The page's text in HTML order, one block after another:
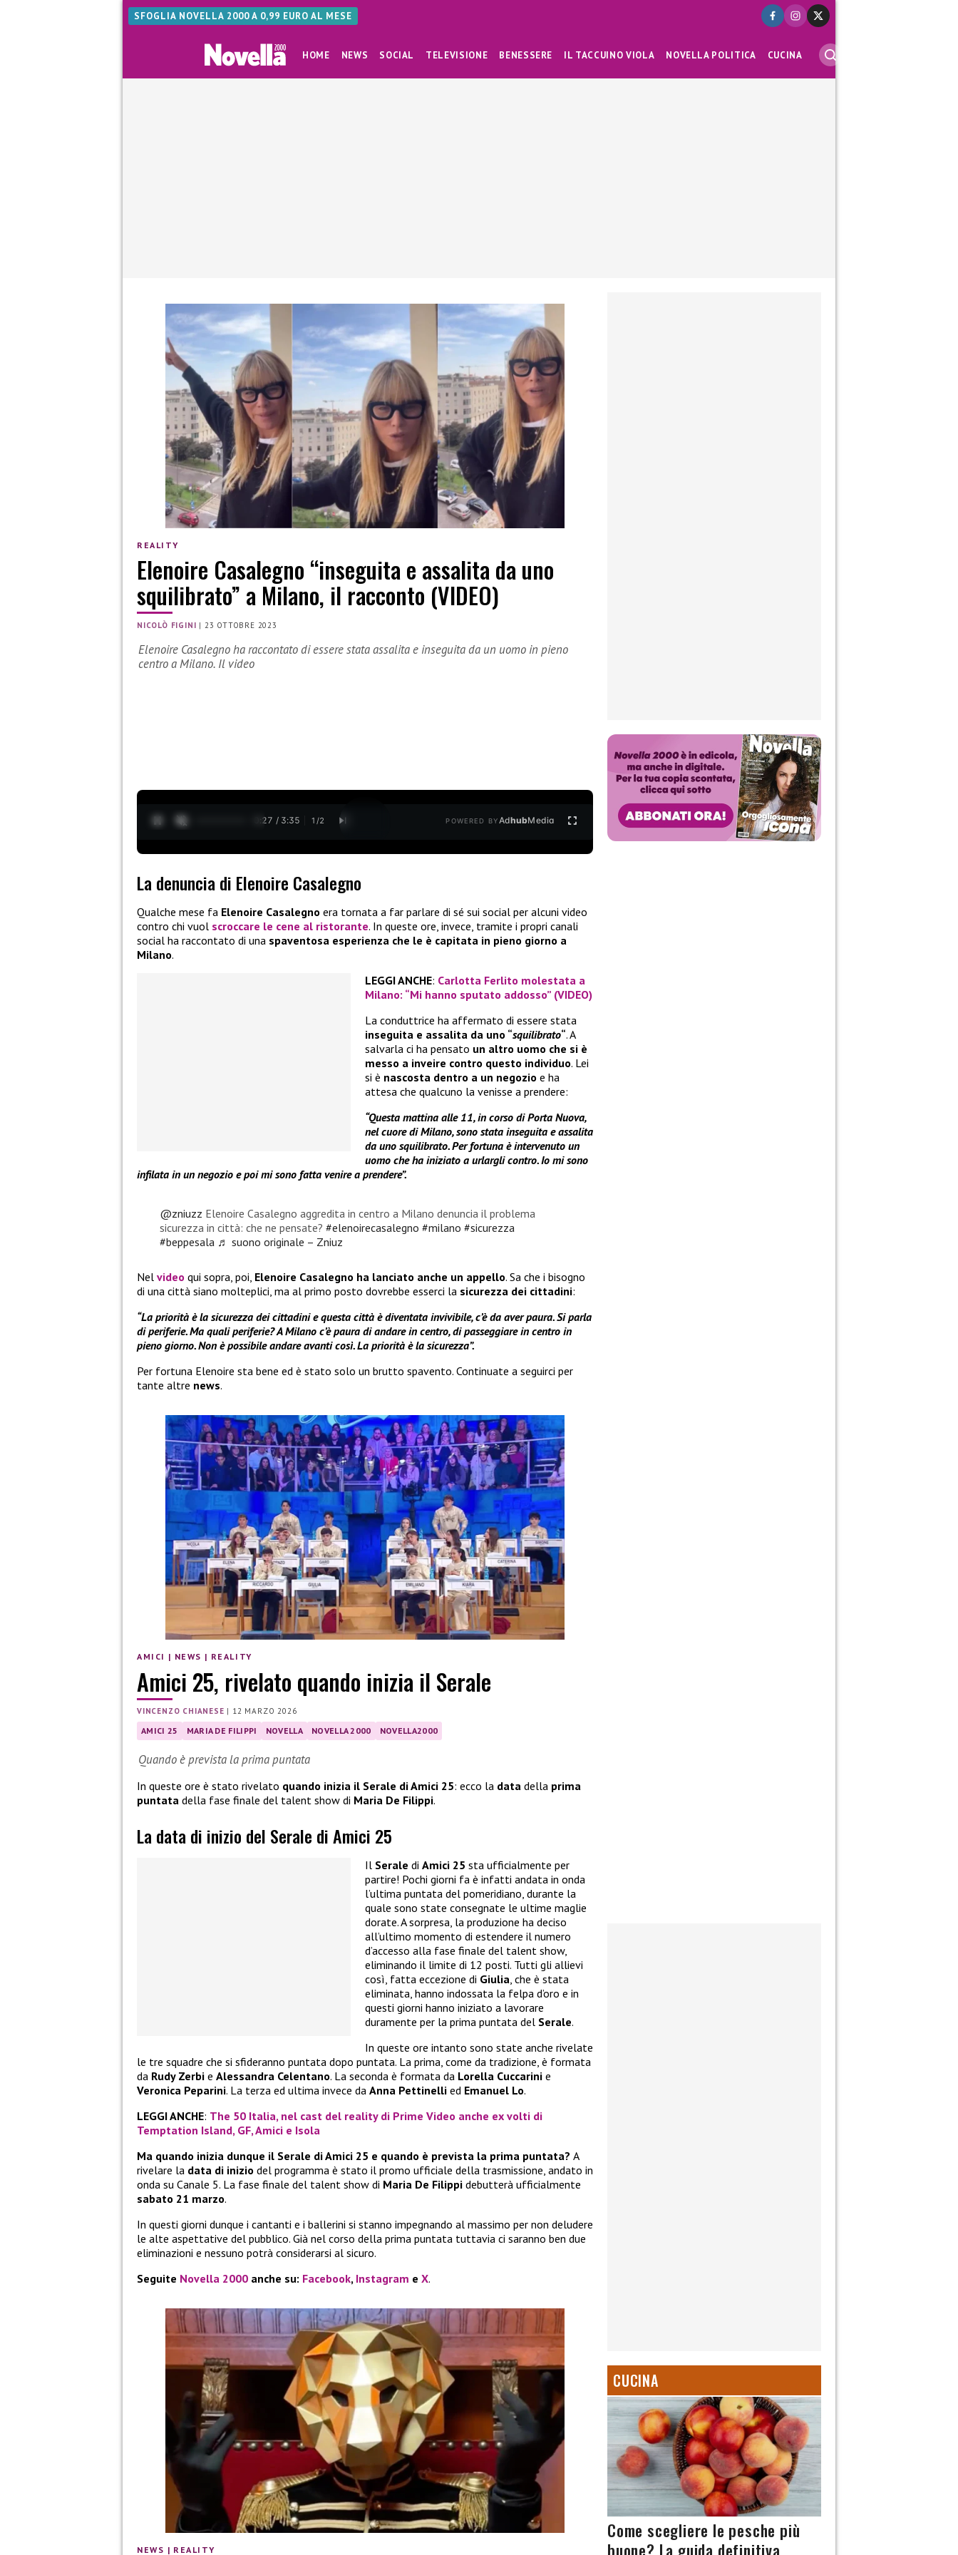
SFOGLIA NOVELLA 2000 A 0,99 EURO AL MESE
HOME NEWS SOCIAL TELEVISIONE BENESSERE IL TACCUINO VIOLA NOVELLA POLITICA CUCINA
REALITY
Elenoire Casalegno “inseguita e assalita da uno
squilibrato” a Milano, il racconto (VIDEO)
NICOLÒ FIGINI | 23 OTTOBRE 2023
Elenoire Casalegno ha raccontato di essere stata assalita e inseguita da un uomo in pieno
centro a Milano. Il video
0:28 / 3:35 1 /2 POWERED BYAdhubMedia
La denuncia di Elenoire Casalegno
Qualche mese fa Elenoire Casalegno era tornata a far parlare di sé sui social per alcuni video
contro chi vuol scroccare le cene al ristorante. In queste ore, invece, tramite i propri canali
social ha raccontato di una spaventosa esperienza che le è capitata in pieno giorno a
Milano.
LEGGI ANCHE: Carlotta Ferlito molestata a
Milano: “Mi hanno sputato addosso” (VIDEO)
La conduttrice ha affermato di essere stata
inseguita e assalita da uno “squilibrato“. A
salvarla ci ha pensato un altro uomo che si è
messo a inveire contro questo individuo. Lei
si è nascosta dentro a un negozio e ha
attesa che qualcuno la venisse a prendere:
“Questa mattina alle 11, in corso di Porta Nuova,
nel cuore di Milano, sono stata inseguita e assalita
da uno squilibrato. Per fortuna è intervenuto un
uomo che ha iniziato a urlargli contro. Io mi sono
infilata in un negozio e poi mi sono fatta venire a prendere”.
@zniuzz Elenoire Casalegno aggredita in centro a Milano denuncia il problema
sicurezza in città: che ne pensate? #elenoirecasalegno #milano #sicurezza
#beppesala ♬ suono originale – Zniuz
Nel video qui sopra, poi, Elenoire Casalegno ha lanciato anche un appello. Sa che i bisogno
di una città siano molteplici, ma al primo posto dovrebbe esserci la sicurezza dei cittadini:
“La priorità è la sicurezza dei cittadini e questa città è diventata invivibile, c’è da aver paura. Si parla
di periferie. Ma quali periferie? A Milano c’è paura di andare in centro, di passeggiare in centro in
pieno giorno. Non è possibile andare avanti così. La priorità è la sicurezza”.
Per fortuna Elenoire sta bene ed è stato solo un brutto spavento. Continuate a seguirci per
tante altre news.
AMICI | NEWS | REALITY
Amici 25, rivelato quando inizia il Serale
VINCENZO CHIANESE | 12 MARZO 2026
AMICI 25 MARIA DE FILIPPI NOVELLA NOVELLA 2000 NOVELLA2000
Quando è prevista la prima puntata
In queste ore è stato rivelato quando inizia il Serale di Amici 25: ecco la data della prima
puntata della fase finale del talent show di Maria De Filippi.
La data di inizio del Serale di Amici 25
Il Serale di Amici 25 sta ufficialmente per
partire! Pochi giorni fa è infatti andata in onda
l’ultima puntata del pomeridiano, durante la
quale sono state consegnate le ultime maglie
dorate. A sorpresa, la produzione ha deciso
all’ultimo momento di estendere il numero
d’accesso alla fase finale del talent show,
eliminando il limite di 12 posti. Tutti gli allievi
così, fatta eccezione di Giulia, che è stata
eliminata, hanno indossata la felpa d’oro e in
questi giorni hanno iniziato a lavorare
duramente per la prima puntata del Serale.
In queste ore intanto sono state anche rivelate
le tre squadre che si sfideranno puntata dopo puntata. La prima, come da tradizione, è formata
da Rudy Zerbi e Alessandra Celentano. La seconda è formata da Lorella Cuccarini e
Veronica Peparini. La terza ed ultima invece da Anna Pettinelli ed Emanuel Lo.
LEGGI ANCHE: The 50 Italia, nel cast del reality di Prime Video anche ex volti di
Temptation Island, GF, Amici e Isola
Ma quando inizia dunque il Serale di Amici 25 e quando è prevista la prima puntata? A
rivelare la data di inizio del programma è stato il promo ufficiale della trasmissione, andato in
onda su Canale 5. La fase finale del talent show di Maria De Filippi debutterà ufficialmente
sabato 21 marzo.
In questi giorni dunque i cantanti e i ballerini si stanno impegnando al massimo per non deludere
le alte aspettative del pubblico. Già nel corso della prima puntata tuttavia ci saranno ben due
eliminazioni e nessuno potrà considerarsi al sicuro.
Seguite Novella 2000 anche su: Facebook, Instagram e X.
NEWS | REALITY
CUCINA
Come scegliere le pesche più
buone? La guida definitiva